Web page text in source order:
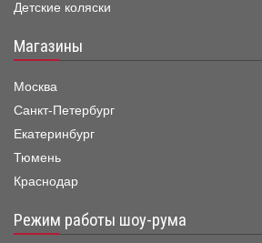
Детские коляски
Магазины
Москва
Санкт-Петербург
Екатеринбург
Тюмень
Краснодар
Режим работы шоу-рума